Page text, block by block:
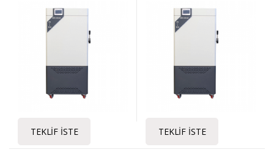
TEKLIF İSTE TEKLIF İSTE